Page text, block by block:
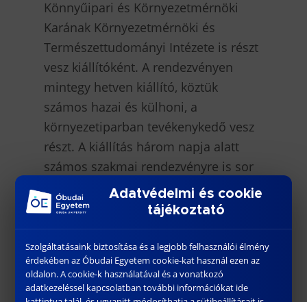
Könnyűipari és Környezetmérnöki
Karának Környezetmérnöki és
Természettudományi Intézete is részt
vesz kiállítóként. A rendezvényen
mintegy hetven kiállító, köztük
számos hazai és külhoni, a
környezetiparban tevékenykedő vesz
részt. A kiállítás három napja alatt
számos szakmai rendezvényre is sor
kerül, köztük nemzetközi
konferenciákra is a
hulladékgazdálkodás, és
kármentesítés szakterületeken.
Egyetemünk munkatársai és hallgatói
regisztrációt követően a kiállítást, és a
Adatvédelmi és cookie
tájékoztató
Szolgáltatásaink biztosítása és a legjobb felhasználói élmény
érdekében az Óbudai Egyetem cookie-kat használ ezen az
oldalon. A cookie-k használatával és a vonatkozó
adatkezeléssel kapcsolatban további információkat ide